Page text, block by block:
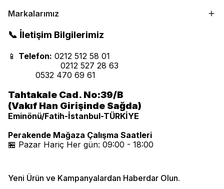
Markalarımız
📞 İletişim Bilgilerimiz
📱 Telefon: 0212 512 58 01
0212 527 28 63
0532 470 69 61
Tahtakale Cad. No:39/B
(Vakıf Han Girişinde Sağda)
Eminönü/Fatih-İstanbul-TÜRKİYE
Perakende Mağaza Çalışma Saatleri
🏪 Pazar Hariç Her gün: 09:00 - 18:00
Yeni Ürün ve Kampanyalardan Haberdar Olun.